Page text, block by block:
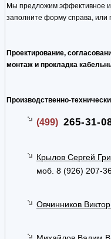
Мы предложим эффективное и
заполните форму справа, или
Проектирование,
монтаж и прокладка
Производственно-
(499) 265-31-
Крылов Сергей
моб. 8 (926) 207-
Овчинников